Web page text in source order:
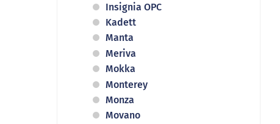
Insignia OPC
Kadett
Manta
Meriva
Mokka
Monterey
Monza
Movano